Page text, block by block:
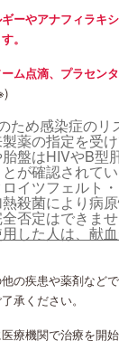
ーやアナフィラキ
。
ム点滴、プラセン
ため感染症のリ
薬の指定を受け
盤はHIVやB型
が確認されてい
イツフェルト
殺菌により病
否定はできませ
した人は、献
の疾患や薬剤など
承ください。
療機関で治療を開